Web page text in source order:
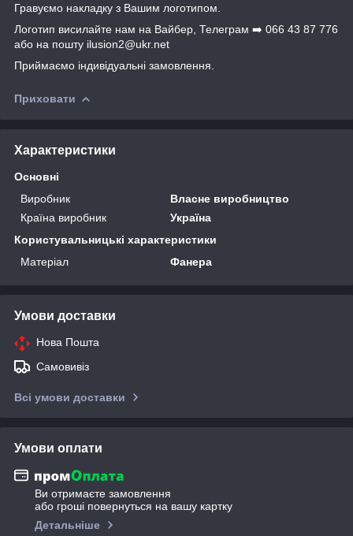
Гравуємо накладку з Вашим логотипом.
Логотип висилайте нам на Вайбер, Телеграм ➡️ 066 43 87 776
або на пошту ilusion2@ukr.net
Приймаємо індивідуальні замовлення.
Приховати
Характеристики
Основні
Виробник
Власне виробництво
Країна виробник
Україна
Користувальницькі характеристики
Матеріал
Фанера
Умови доставки
Нова Пошта
Самовивіз
Всі умови доставки
Умови оплати
Ви отримаєте замовлення
або гроші повернуться на вашу картку
Детальніше